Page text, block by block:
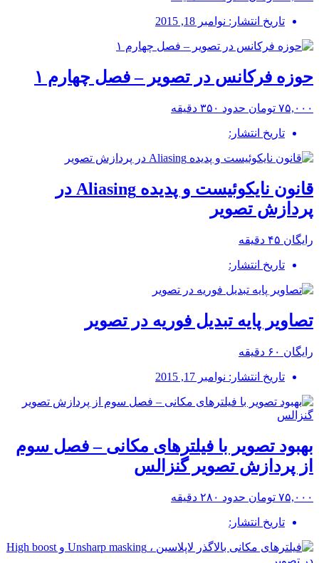
تاریخ انتشار: نوامبر 18, 2015
حوزه فرکانس در تصویر – فصل چهارم ۱
۷۵,۰۰۰ تومان حدود ۳۵۰ دقیقه
تاریخ انتشار:
قانون نایکوئیست و پدیده Aliasing در
پردازش تصویر
رایگان ۴۵ دقیقه
تاریخ انتشار:
تصاویر پایه تبدیل فوریه در تصویر
رایگان ۶۰ دقیقه
تاریخ انتشار: نوامبر 17, 2015
بهبود تصویر با فیلترهای مکانی – فصل سوم
از پردازش تصویر گنزالس
۷۵,۰۰۰ تومان حدود ۲۸۰ دقیقه
تاریخ انتشار: